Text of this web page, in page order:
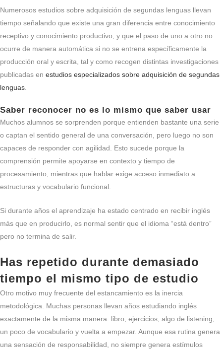
Numerosos estudios sobre adquisición de segundas lenguas llevan
tiempo señalando que existe una gran diferencia entre conocimiento
receptivo y conocimiento productivo, y que el paso de uno a otro no
ocurre de manera automática si no se entrena específicamente la
producción oral y escrita, tal y como recogen distintas investigaciones
publicadas en estudios especializados sobre adquisición de segundas
lenguas
Saber reconocer no es lo mismo que saber usar
Muchos alumnos se sorprenden porque entienden bastante una serie
o captan el sentido general de una conversación, pero luego no son
capaces de responder con agilidad. Esto sucede porque la
comprensión permite apoyarse en contexto y tiempo de
procesamiento, mientras que hablar exige acceso inmediato a
estructuras y vocabulario funcional.
Si durante años el aprendizaje ha estado centrado en recibir inglés
más que en producirlo, es normal sentir que el idioma “está dentro”
pero no termina de salir.
Has repetido durante demasiado
tiempo el mismo tipo de estudio
Otro motivo muy frecuente del estancamiento es la inercia
metodológica. Muchas personas llevan años estudiando inglés
exactamente de la misma manera: libro, ejercicios, algo de listening,
un poco de vocabulario y vuelta a empezar. Aunque esa rutina genera
una sensación de responsabilidad, no siempre genera estímulos